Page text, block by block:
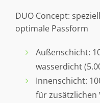
DUO Concept:
optimale Passform
Außenschicht:
wasserdicht
Innenschicht:
für zusätzlichen